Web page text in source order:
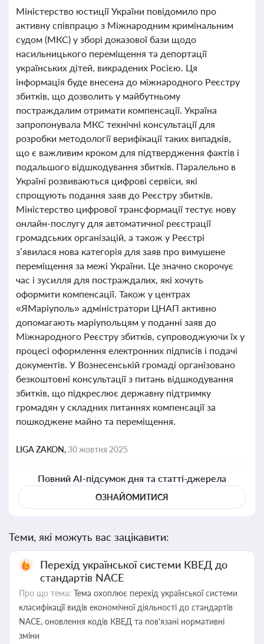
Міністерство юстиції України повідомило про
активну співпрацю з Міжнародним кримінальним
судом (МКС) у зборі доказової бази щодо
насильницького переміщення та депортації
українських дітей, викрадених Росією. Ця
інформація буде внесена до міжнародного Реєстру
збитків, що дозволить у майбутньому
постраждалим отримати компенсації. Україна
запропонувала МКС технічні консультації для
розробки методології верифікації таких випадків,
що є важливим кроком для підтвердження фактів і
подальшого відшкодування збитків. Паралельно в
Україні розвиваються цифрові сервіси, які
спрощують подання заяв до Реєстру збитків.
Міністерство цифрової трансформації тестує нову
онлайн-послугу для автоматичної реєстрації
громадських організацій, а також у Реєстрі
з’явилася нова категорія для заяв про вимушене
переміщення за межі України. Це значно скорочує
час і зусилля для постраждалих, які хочуть
оформити компенсації. Також у центрах
«ЯМаріуполь» адміністратори ЦНАП активно
допомагають маріупольцям у поданні заяв до
Міжнародного Реєстру збитків, супроводжуючи їх у
процесі оформлення електронних підписів і подачі
документів. У Вознесенській громаді організовано
безкоштовні консультації з питань відшкодування
збитків, що підкреслює державну підтримку
громадян у складних питаннях компенсації за
пошкоджене майно та переміщення.
LIGA ZAKON,30 жовтня 2025
Повний AI-підсумок дня та статті-джерела
ОЗНАЙОМИТИСЯ
Теми, які можуть вас зацікавити:
Перехід української системи КВЕД до
стандартів NACE
Про що тема: Тема охоплює перехід української системи
класифікації видів економічної діяльності до стандартів
NACE, оновлення кодів КВЕД та пов'язані нормативні
зміни